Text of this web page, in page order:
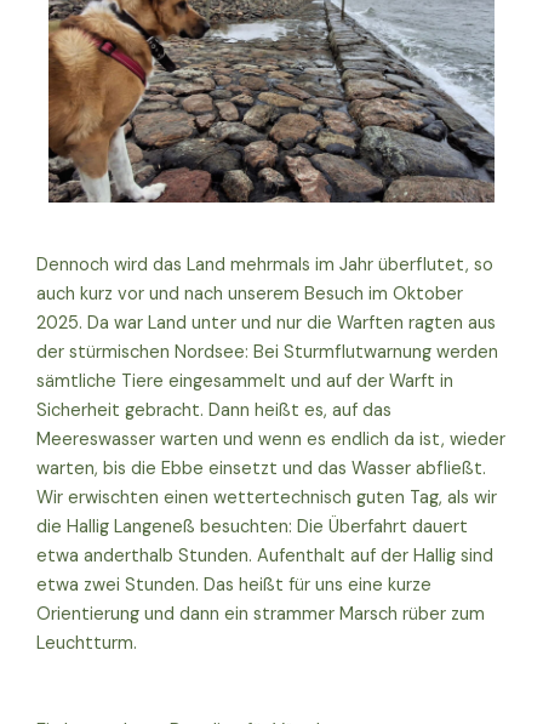
Dennoch wird das Land mehrmals im Jahr überflutet, so
auch kurz vor und nach unserem Besuch im Oktober
2025. Da war Land unter und nur die Warften ragten aus
der stürmischen Nordsee: Bei Sturmflutwarnung werden
sämtliche Tiere eingesammelt und auf der Warft in
Sicherheit gebracht. Dann heißt es, auf das
Meereswasser warten und wenn es endlich da ist, wieder
warten, bis die Ebbe einsetzt und das Wasser abfließt.
Wir erwischten einen wettertechnisch guten Tag, als wir
die Hallig Langeneß besuchten: Die Überfahrt dauert
etwa anderthalb Stunden. Aufenthalt auf der Hallig sind
etwa zwei Stunden. Das heißt für uns eine kurze
Orientierung und dann ein strammer Marsch rüber zum
Leuchtturm.